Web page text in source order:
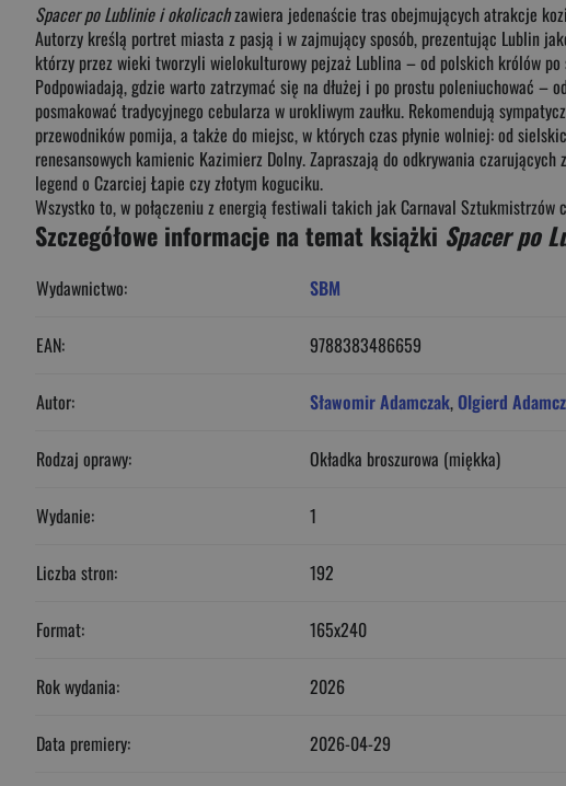
Spacer po Lublinie i okolicachzawiera jedenaście tras obejmujących atrakcje
Autorzy kreślą portret miasta z pasją i w zajmujący sposób, prezentując Lublin
którzy przez wieki tworzyli wielokulturowy pejzaż Lublina – od polskich królów po
Podpowiadają, gdzie warto zatrzymać się na dłużej i po prostu poleniuchować
posmakować tradycyjnego cebularza w urokliwym zaułku. Rekomendują
przewodników pomija, a także do miejsc, w których czas płynie wolniej: od
renesansowych kamienic Kazimierz Dolny. Zapraszają do odkrywania
legend o Czarciej Łapie czy złotym koguciku.
Wszystko to, w połączeniu z energią festiwali takich jak Carnaval
Szczegółowe informacje na temat książki Spacer po
Wydawnictwo: SBM
EAN: 9788383486659
Autor: Sławomir Adamczak, Olgierd
Rodzaj oprawy: Okładka broszurowa (miękka)
Wydanie: 1
Liczba stron: 192
Format: 165x240
Rok wydania: 2026
Data premiery: 2026-04-29